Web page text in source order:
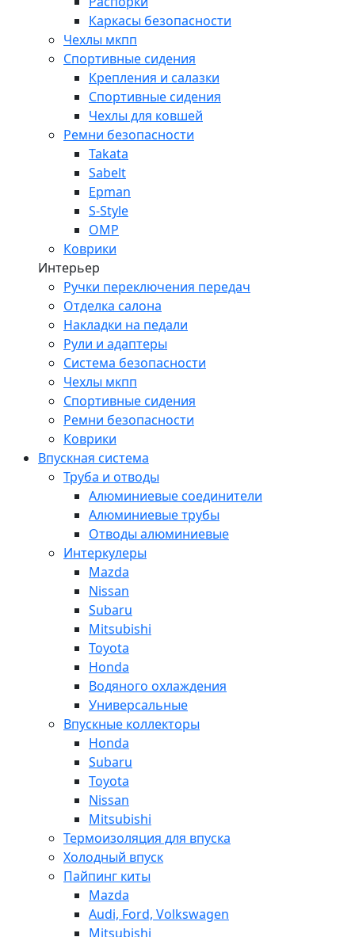
Каркасы безопасности
Чехлы мкпп
Спортивные сидения
Крепления и салазки
Спортивные сидения
Чехлы для ковшей
Ремни безопасности
Takata
Sabelt
Epman
S-Style
OMP
Коврики
Интерьер
Ручки переключения передач
Отделка салона
Накладки на педали
Рули и адаптеры
Система безопасности
Чехлы мкпп
Спортивные сидения
Ремни безопасности
Коврики
Впускная система
Труба и отводы
Алюминиевые соединители
Алюминиевые трубы
Отводы алюминиевые
Интеркулеры
Mazda
Nissan
Subaru
Mitsubishi
Toyota
Honda
Водяного охлаждения
Универсальные
Впускные коллекторы
Honda
Subaru
Toyota
Nissan
Mitsubishi
Термоизоляция для впуска
Холодный впуск
Пайпинг киты
Mazda
Audi, Ford, Volkswagen
Mitsubishi